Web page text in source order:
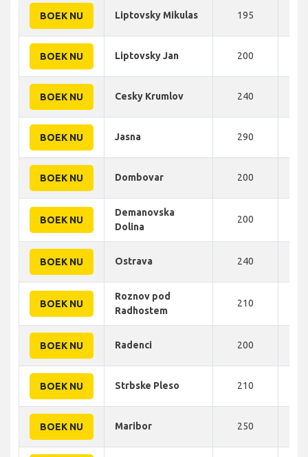
BOEK NU Liptovsky Mikulas 195
BOEK NU Liptovsky Jan 200
BOEK NU Cesky Krumlov 240
BOEK NU Jasna 290
BOEK NU Dombovar 200
BOEK NU
Demanovska
Dolina
200
BOEK NU Ostrava 240
BOEK NU
Roznov pod
Radhostem
210
BOEK NU Radenci 200
BOEK NU Strbske Pleso 210
BOEK NU Maribor 250